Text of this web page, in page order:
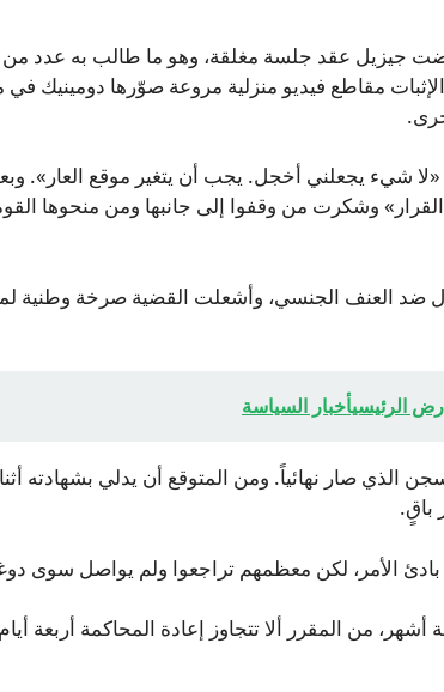
جيزيل عقد جلسة مغلقة، وهو ما طالب به عدد من
مقاطع فيديو منزلية مروعة صوّرها دومينيك في
شيء يجعلني أخجل. يجب أن يتغير موقع العار».
وشكرت من وقفوا إلى جانبها ومن منحوها
ضد العنف الجنسي، وأشعلت القضية صرخة وطنية
الرئيسيأخبار السياسة
الذي صار نهائياً. ومن المتوقع أن يدلي بشهادته
باقٍ.
من المقرر ألا تتجاوز إعادة المحاكمة أربعة